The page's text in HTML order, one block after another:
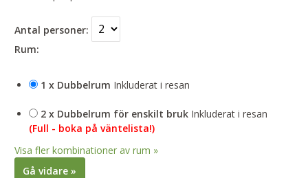
Antal personer:
Rum:
1 x Dubbelrum Inkluderat i resan
2 x Dubbelrum för enskilt bruk Inkluderat i resan
(Full - boka på väntelista!)
Visa fler kombinationer av rum »